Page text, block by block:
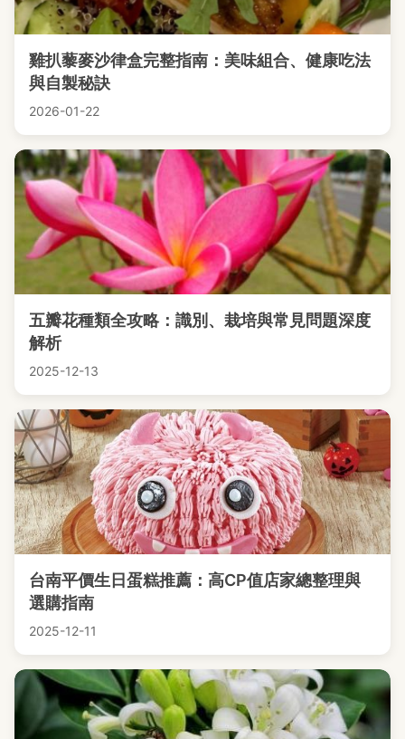
雞扒藜麥沙律盒完整指南：美味組合、健康吃法
與自製秘訣
2026-01-22
五瓣花種類全攻略：識別、栽培與常見問題深度
解析
2025-12-13
台南平價生日蛋糕推薦：高CP值店家總整理與
選購指南
2025-12-11